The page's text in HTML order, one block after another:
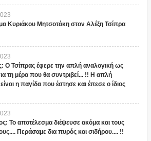
Κυριάκου Μητσοτάκη στον Αλέξη Τσίπρα
Ο Τσίπρας έφερε την απλή αναλογική ως
τη μέρα που θα συντριβεί... !! Η απλή
η παγίδα που έστησε και έπεσε ο ίδιος
Το αποτέλεσμα διέψευσε ακόμα και τους
Περάσαμε δια πυρός και σιδήρου.... !!